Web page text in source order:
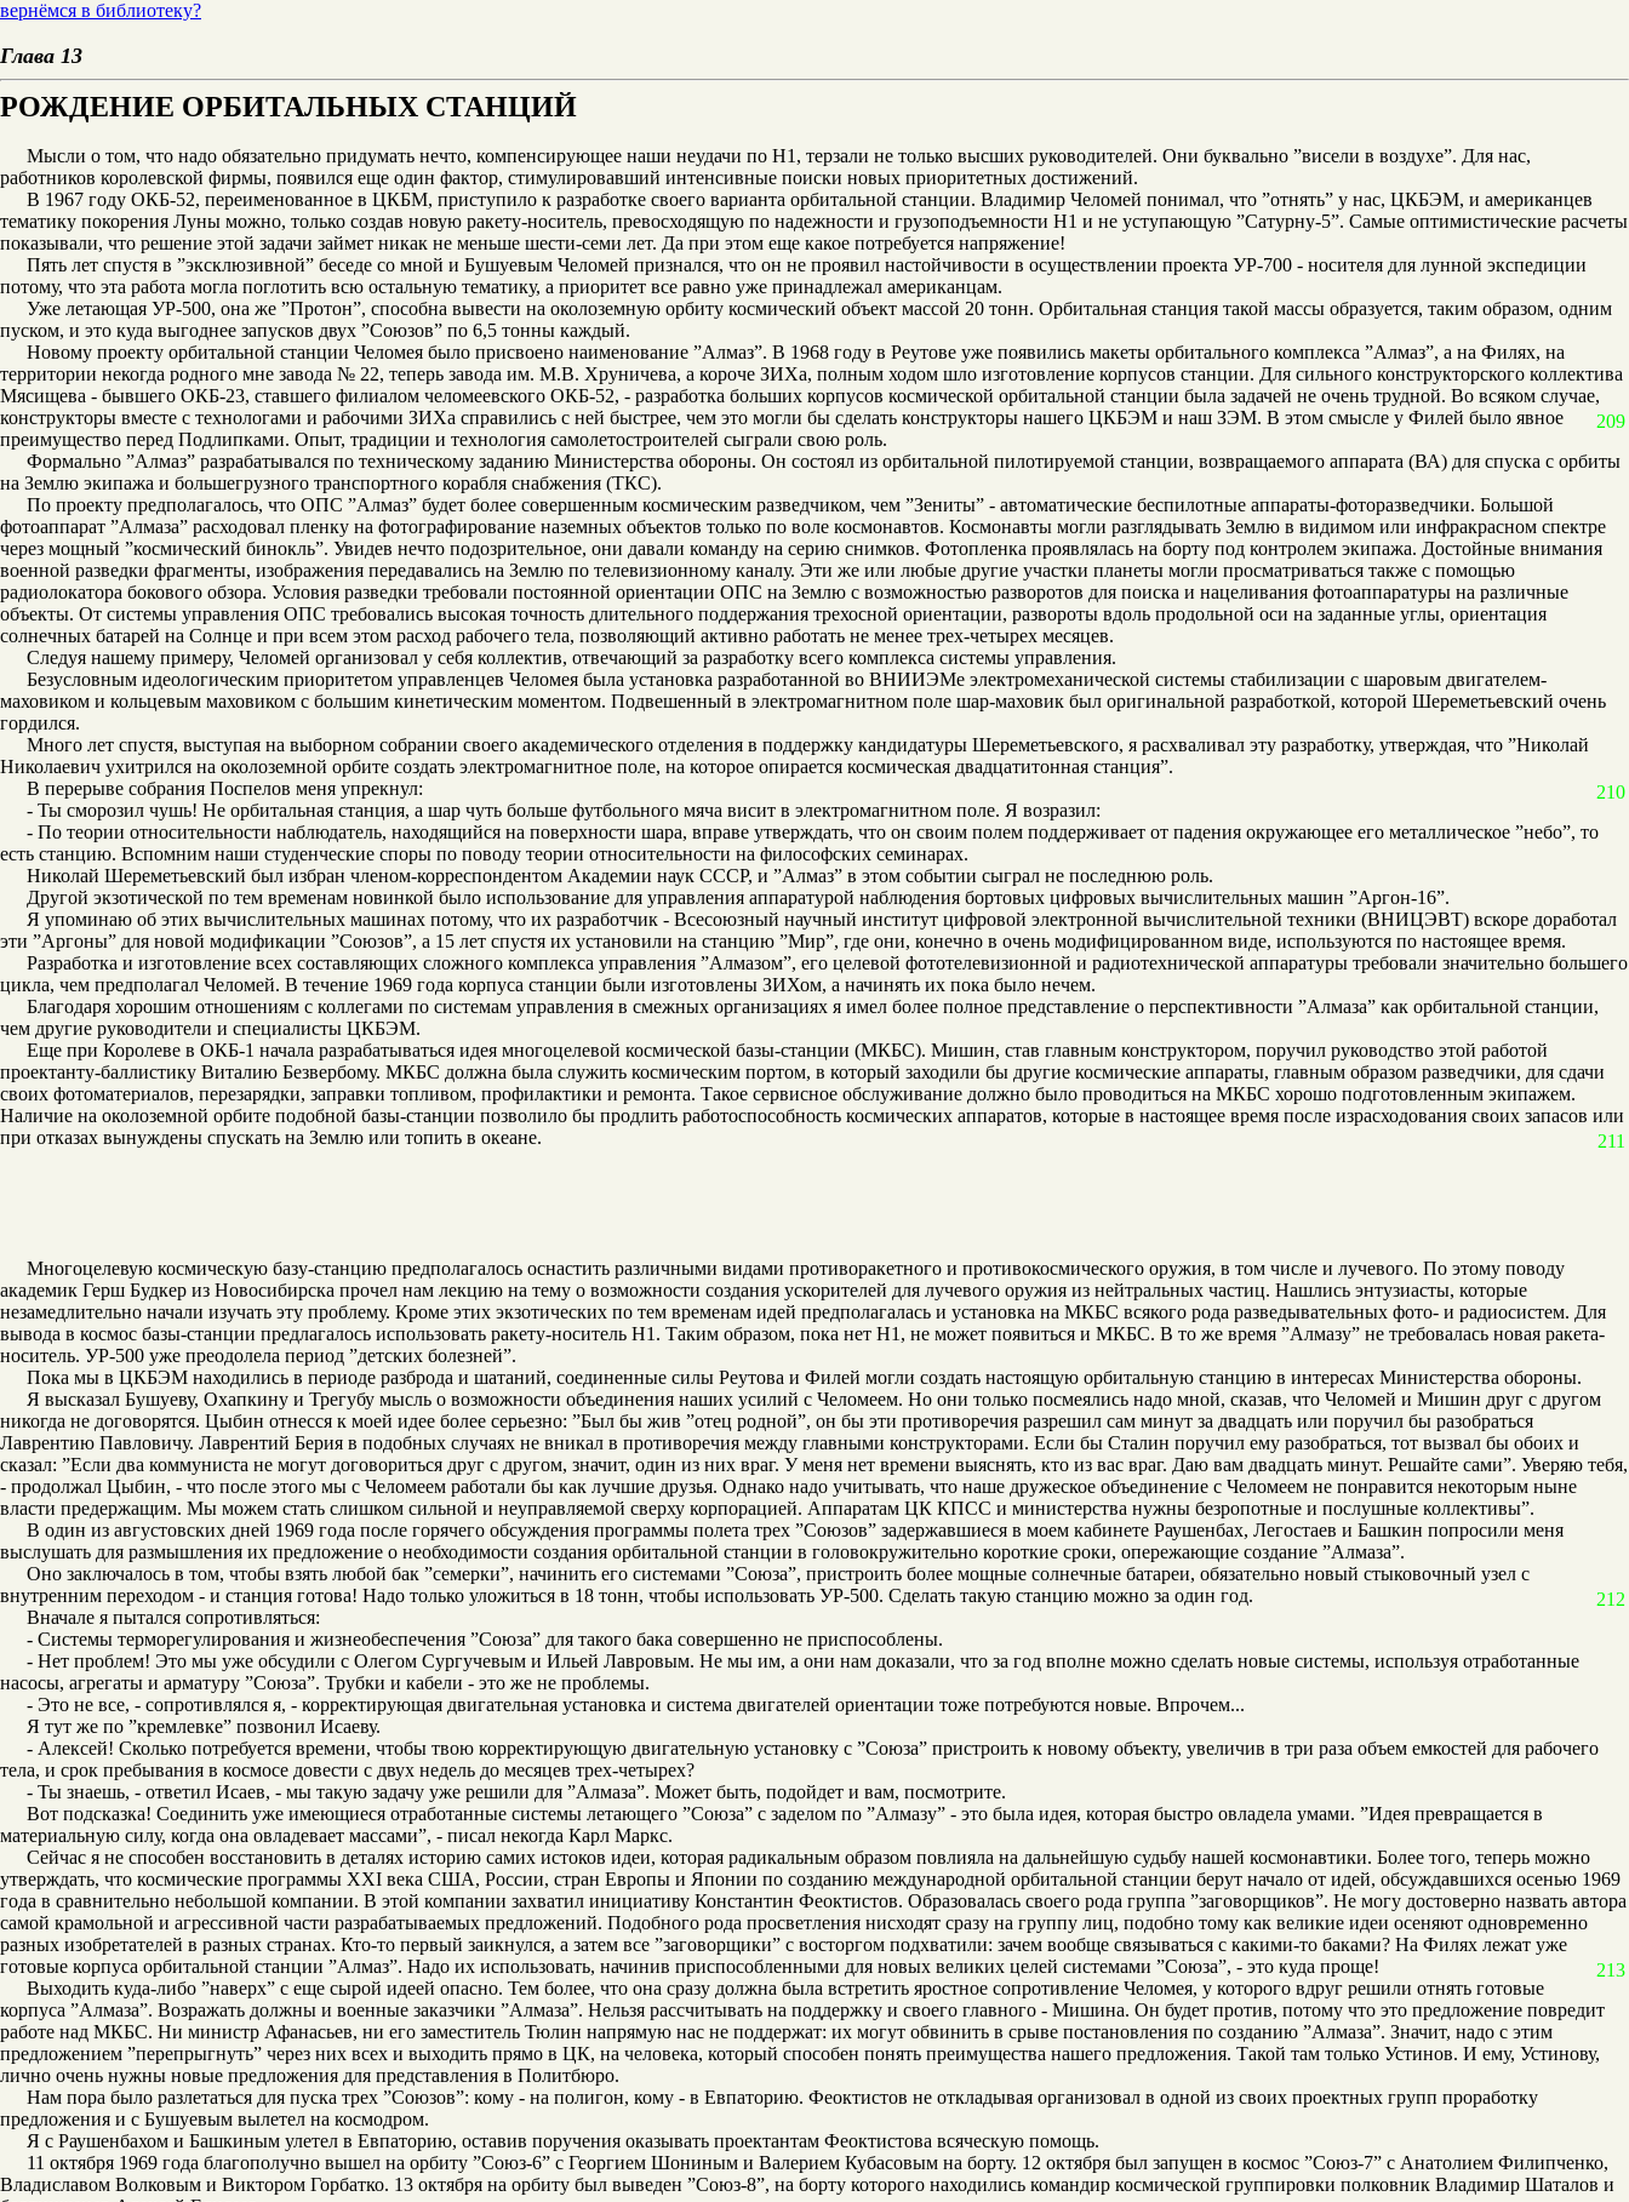
вернёмся в библиотеку?
Глава 13
РОЖДЕНИЕ ОРБИТАЛЬНЫХ СТАНЦИЙ
Мысли о том, что надо обязательно придумать нечто, компенсирующее наши неудачи по H1, терзали не только высших руководителей. Они буквально ”висели в воздухе”. Для нас,
работников королевской фирмы, появился еще один фактор, стимулировавший интенсивные поиски новых приоритетных достижений.
В 1967 году ОКБ-52, переименованное в ЦКБМ, приступило к разработке своего варианта орбитальной станции. Владимир Челомей понимал, что ”отнять” у нас, ЦКБЭМ, и американцев
тематику покорения Луны можно, только создав новую ракету-носитель, превосходящую по надежности и грузоподъемности H1 и не уступающую ”Сатурну-5”. Самые оптимистические расчеты
показывали, что решение этой задачи займет никак не меньше шести-семи лет. Да при этом еще какое потребуется напряжение!
Пять лет спустя в ”эксклюзивной” беседе со мной и Бушуевым Челомей признался, что он не проявил настойчивости в осуществлении проекта УР-700 - носителя для лунной экспедиции
потому, что эта работа могла поглотить всю остальную тематику, а приоритет все равно уже принадлежал американцам.
Уже летающая УР-500, она же ”Протон”, способна вывести на околоземную орбиту космический объект массой 20 тонн. Орбитальная станция такой массы образуется, таким образом, одним
пуском, и это куда выгоднее запусков двух ”Союзов” по 6,5 тонны каждый.
Новому проекту орбитальной станции Челомея было присвоено наименование ”Алмаз”. В 1968 году в Реутове уже появились макеты орбитального комплекса ”Алмаз”, а на Филях, на
территории некогда родного мне завода № 22, теперь завода им. М.В. Хруничева, а короче ЗИХа, полным ходом шло изготовление корпусов станции. Для сильного конструкторского коллектива
Мясищева - бывшего ОКБ-23, ставшего филиалом челомеевского ОКБ-52, - разработка больших корпусов космической орбитальной станции была задачей не очень трудной. Во всяком случае,
конструкторы вместе с технологами и рабочими ЗИХа справились с ней быстрее, чем это могли бы сделать конструкторы нашего ЦКБЭМ и наш ЗЭМ. В этом смысле у Филей было явное
209
преимущество перед Подлипками. Опыт, традиции и технология самолетостроителей сыграли свою роль.
Формально ”Алмаз” разрабатывался по техническому заданию Министерства обороны. Он состоял из орбитальной пилотируемой станции, возвращаемого аппарата (ВА) для спуска с орбиты
на Землю экипажа и большегрузного транспортного корабля снабжения (ТКС).
По проекту предполагалось, что ОПС ”Алмаз” будет более совершенным космическим разведчиком, чем ”Зениты” - автоматические беспилотные аппараты-фоторазведчики. Большой
фотоаппарат ”Алмаза” расходовал пленку на фотографирование наземных объектов только по воле космонавтов. Космонавты могли разглядывать Землю в видимом или инфракрасном спектре
через мощный ”космический бинокль”. Увидев нечто подозрительное, они давали команду на серию снимков. Фотопленка проявлялась на борту под контролем экипажа. Достойные внимания
военной разведки фрагменты, изображения передавались на Землю по телевизионному каналу. Эти же или любые другие участки планеты могли просматриваться также с помощью
радиолокатора бокового обзора. Условия разведки требовали постоянной ориентации ОПС на Землю с возможностью разворотов для поиска и нацеливания фотоаппаратуры на различные
объекты. От системы управления ОПС требовались высокая точность длительного поддержания трехосной ориентации, развороты вдоль продольной оси на заданные углы, ориентация
солнечных батарей на Солнце и при всем этом расход рабочего тела, позволяющий активно работать не менее трех-четырех месяцев.
Следуя нашему примеру, Челомей организовал у себя коллектив, отвечающий за разработку всего комплекса системы управления.
Безусловным идеологическим приоритетом управленцев Челомея была установка разработанной во ВНИИЭМе электромеханической системы стабилизации с шаровым двигателем-
маховиком и кольцевым маховиком с большим кинетическим моментом. Подвешенный в электромагнитном поле шар-маховик был оригинальной разработкой, которой Шереметьевский очень
гордился.
Много лет спустя, выступая на выборном собрании своего академического отделения в поддержку кандидатуры Шереметьевского, я расхваливал эту разработку, утверждая, что ”Николай
Николаевич ухитрился на околоземной орбите создать электромагнитное поле, на которое опирается космическая двадцатитонная станция”.
В перерыве собрания Поспелов меня упрекнул:
210
- Ты сморозил чушь! Не орбитальная станция, а шар чуть больше футбольного мяча висит в электромагнитном поле. Я возразил:
- По теории относительности наблюдатель, находящийся на поверхности шара, вправе утверждать, что он своим полем поддерживает от падения окружающее его металлическое ”небо”, то
есть станцию. Вспомним наши студенческие споры по поводу теории относительности на философских семинарах.
Николай Шереметьевский был избран членом-корреспондентом Академии наук СССР, и ”Алмаз” в этом событии сыграл не последнюю роль.
Другой экзотической по тем временам новинкой было использование для управления аппаратурой наблюдения бортовых цифровых вычислительных машин ”Аргон-16”.
Я упоминаю об этих вычислительных машинах потому, что их разработчик - Всесоюзный научный институт цифровой электронной вычислительной техники (ВНИЦЭВТ) вскоре доработал
эти ”Аргоны” для новой модификации ”Союзов”, а 15 лет спустя их установили на станцию ”Мир”, где они, конечно в очень модифицированном виде, используются по настоящее время.
Разработка и изготовление всех составляющих сложного комплекса управления ”Алмазом”, его целевой фототелевизионной и радиотехнической аппаратуры требовали значительно большего
цикла, чем предполагал Челомей. В течение 1969 года корпуса станции были изготовлены ЗИХом, а начинять их пока было нечем.
Благодаря хорошим отношениям с коллегами по системам управления в смежных организациях я имел более полное представление о перспективности ”Алмаза” как орбитальной станции,
чем другие руководители и специалисты ЦКБЭМ.
Еще при Королеве в ОКБ-1 начала разрабатываться идея многоцелевой космической базы-станции (МКБС). Мишин, став главным конструктором, поручил руководство этой работой
проектанту-баллистику Виталию Безвербому. МКБС должна была служить космическим портом, в который заходили бы другие космические аппараты, главным образом разведчики, для сдачи
своих фотоматериалов, перезарядки, заправки топливом, профилактики и ремонта. Такое сервисное обслуживание должно было проводиться на МКБС хорошо подготовленным экипажем.
Наличие на околоземной орбите подобной базы-станции позволило бы продлить работоспособность космических аппаратов, которые в настоящее время после израсходования своих запасов или
при отказах вынуждены спускать на Землю или топить в океане.
211
Многоцелевую космическую базу-станцию предполагалось оснастить различными видами противоракетного и противокосмического оружия, в том числе и лучевого. По этому поводу
академик Герш Будкер из Новосибирска прочел нам лекцию на тему о возможности создания ускорителей для лучевого оружия из нейтральных частиц. Нашлись энтузиасты, которые
незамедлительно начали изучать эту проблему. Кроме этих экзотических по тем временам идей предполагалась и установка на МКБС всякого рода разведывательных фото- и радиосистем. Для
вывода в космос базы-станции предлагалось использовать ракету-носитель H1. Таким образом, пока нет H1, не может появиться и МКБС. В то же время ”Алмазу” не требовалась новая ракета-
носитель. УР-500 уже преодолела период ”детских болезней”.
Пока мы в ЦКБЭМ находились в периоде разброда и шатаний, соединенные силы Реутова и Филей могли создать настоящую орбитальную станцию в интересах Министерства обороны.
Я высказал Бушуеву, Охапкину и Трегубу мысль о возможности объединения наших усилий с Челомеем. Но они только посмеялись надо мной, сказав, что Челомей и Мишин друг с другом
никогда не договорятся. Цыбин отнесся к моей идее более серьезно: ”Был бы жив ”отец родной”, он бы эти противоречия разрешил сам минут за двадцать или поручил бы разобраться
Лаврентию Павловичу. Лаврентий Берия в подобных случаях не вникал в противоречия между главными конструкторами. Если бы Сталин поручил ему разобраться, тот вызвал бы обоих и
сказал: ”Если два коммуниста не могут договориться друг с другом, значит, один из них враг. У меня нет времени выяснять, кто из вас враг. Даю вам двадцать минут. Решайте сами”. Уверяю тебя,
- продолжал Цыбин, - что после этого мы с Челомеем работали бы как лучшие друзья. Однако надо учитывать, что наше дружеское объединение с Челомеем не понравится некоторым ныне
власти предержащим. Мы можем стать слишком сильной и неуправляемой сверху корпорацией. Аппаратам ЦК КПСС и министерства нужны безропотные и послушные коллективы”.
В один из августовских дней 1969 года после горячего обсуждения программы полета трех ”Союзов” задержавшиеся в моем кабинете Раушенбах, Легостаев и Башкин попросили меня
выслушать для размышления их предложение о необходимости создания орбитальной станции в головокружительно короткие сроки, опережающие создание ”Алмаза”.
Оно заключалось в том, чтобы взять любой бак ”семерки”, начинить его системами ”Союза”, пристроить более мощные солнечные батареи, обязательно новый стыковочный узел с
внутренним переходом - и станция готова! Надо только уложиться в 18 тонн,
212
чтобы использовать УР-500. Сделать такую станцию можно за один год.
Вначале я пытался сопротивляться:
- Системы терморегулирования и жизнеобеспечения ”Союза” для такого бака совершенно не приспособлены.
- Нет проблем! Это мы уже обсудили с Олегом Сургучевым и Ильей Лавровым. Не мы им, а они нам доказали, что за год вполне можно сделать новые системы, используя отработанные
насосы, агрегаты и арматуру ”Союза”. Трубки и кабели - это же не проблемы.
- Это не все, - сопротивлялся я, - корректирующая двигательная установка и система двигателей ориентации тоже потребуются новые. Впрочем...
Я тут же по ”кремлевке” позвонил Исаеву.
- Алексей! Сколько потребуется времени, чтобы твою корректирующую двигательную установку с ”Союза” пристроить к новому объекту, увеличив в три раза объем емкостей для рабочего
тела, и срок пребывания в космосе довести с двух недель до месяцев трех-четырех?
- Ты знаешь, - ответил Исаев, - мы такую задачу уже решили для ”Алмаза”. Может быть, подойдет и вам, посмотрите.
Вот подсказка! Соединить уже имеющиеся отработанные системы летающего ”Союза” с заделом по ”Алмазу” - это была идея, которая быстро овладела умами. ”Идея превращается в
материальную силу, когда она овладевает массами”, - писал некогда Карл Маркс.
Сейчас я не способен восстановить в деталях историю самих истоков идеи, которая радикальным образом повлияла на дальнейшую судьбу нашей космонавтики. Более того, теперь можно
утверждать, что космические программы XXI века США, России, стран Европы и Японии по созданию международной орбитальной станции берут начало от идей, обсуждавшихся осенью 1969
года в сравнительно небольшой компании. В этой компании захватил инициативу Константин Феоктистов. Образовалась своего рода группа ”заговорщиков”. Не могу достоверно назвать автора
самой крамольной и агрессивной части разрабатываемых предложений. Подобного рода просветления нисходят сразу на группу лиц, подобно тому как великие идеи осеняют одновременно
разных изобретателей в разных странах. Кто-то первый заикнулся, а затем все ”заговорщики” с восторгом подхватили: зачем вообще связываться с какими-то баками? На Филях лежат уже
готовые корпуса орбитальной станции ”Алмаз”. Надо их использовать, начинив приспособленными для новых великих целей системами ”Союза”, - это куда проще!
213
Выходить куда-либо ”наверх” с еще сырой идеей опасно. Тем более, что она сразу должна была встретить яростное сопротивление Челомея, у которого вдруг решили отнять готовые
корпуса ”Алмаза”. Возражать должны и военные заказчики ”Алмаза”. Нельзя рассчитывать на поддержку и своего главного - Мишина. Он будет против, потому что это предложение повредит
работе над МКБС. Ни министр Афанасьев, ни его заместитель Тюлин напрямую нас не поддержат: их могут обвинить в срыве постановления по созданию ”Алмаза”. Значит, надо с этим
предложением ”перепрыгнуть” через них всех и выходить прямо в ЦК, на человека, который способен понять преимущества нашего предложения. Такой там только Устинов. И ему, Устинову,
лично очень нужны новые предложения для представления в Политбюро.
Нам пора было разлетаться для пуска трех ”Союзов”: кому - на полигон, кому - в Евпаторию. Феоктистов не откладывая организовал в одной из своих проектных групп проработку
предложения и с Бушуевым вылетел на космодром.
Я с Раушенбахом и Башкиным улетел в Евпаторию, оставив поручения оказывать проектантам Феоктистова всяческую помощь.
11 октября 1969 года благополучно вышел на орбиту ”Союз-6” с Георгием Шониным и Валерием Кубасовым на борту. 12 октября был запущен в космос ”Союз-7” с Анатолием Филипченко,
Владиславом Волковым и Виктором Горбатко. 13 октября на орбиту был выведен ”Союз-8”, на борту которого находились командир космической группировки полковник Владимир Шаталов и